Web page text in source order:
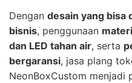
Dengan desain yang bisa
bisnis, penggunaan
dan LED tahan air, serta
bergaransi, jasa plang
NeonBoxCustom menjadi